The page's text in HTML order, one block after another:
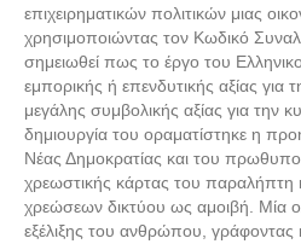
επιχειρηματικών πολιτικών μιας
χρησιμοποιώντας τον Κωδικό
σημειωθεί πως το έργο του
εμπορικής ή επενδυτικής αξίας για
μεγάλης συμβολικής αξίας για την
δημιουργία του οραματίστηκε η
Νέας Δημοκρατίας και του
χρεωστικής κάρτας του παραλήπτη
χρεώσεων δικτύου ως αμοιβή. Μία
εξέλιξης του ανθρώπου, γράφοντας